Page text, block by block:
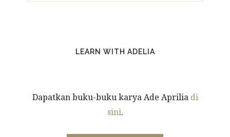
LEARN WITH ADELIA
Dapatkan buku-buku karya Ade Aprilia di
sini.